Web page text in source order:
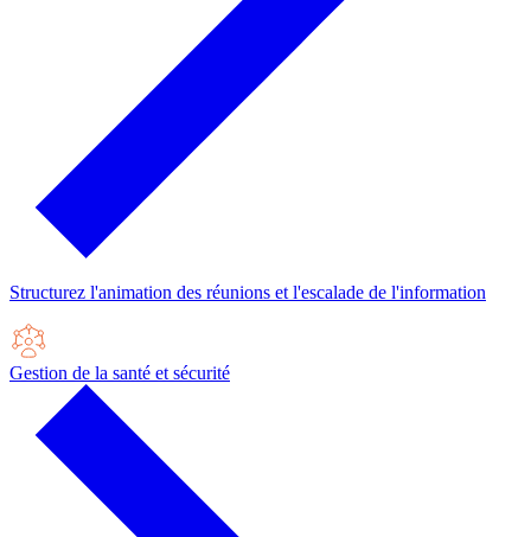
Structurez l'animation des réunions et l'escalade de l'information
Gestion de la santé et sécurité